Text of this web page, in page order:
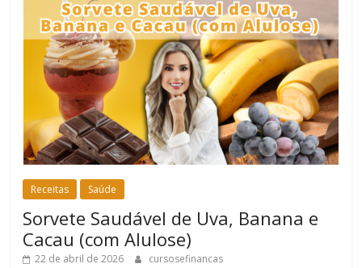
Receitas Saúde
Sorvete Saudável de Uva, Banana e
Cacau (com Alulose)
22 de abril de 2026 cursosefinancas